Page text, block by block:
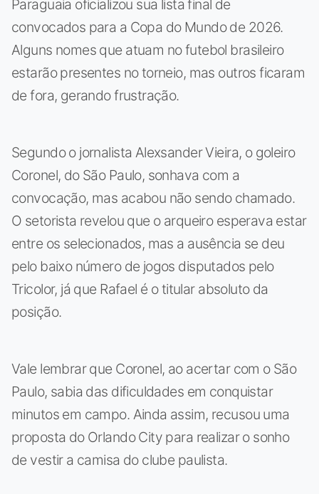
Paraguaia oficializou sua lista final de
convocados para a Copa do Mundo de 2026.
Alguns nomes que atuam no futebol brasileiro
estarão presentes no torneio, mas outros ficaram
de fora, gerando frustração.
Segundo o jornalista Alexsander Vieira, o goleiro
Coronel, do São Paulo, sonhava com a
convocação, mas acabou não sendo chamado.
O setorista revelou que o arqueiro esperava estar
entre os selecionados, mas a ausência se deu
pelo baixo número de jogos disputados pelo
Tricolor, já que Rafael é o titular absoluto da
posição.
Vale lembrar que Coronel, ao acertar com o São
Paulo, sabia das dificuldades em conquistar
minutos em campo. Ainda assim, recusou uma
proposta do Orlando City para realizar o sonho
de vestir a camisa do clube paulista.